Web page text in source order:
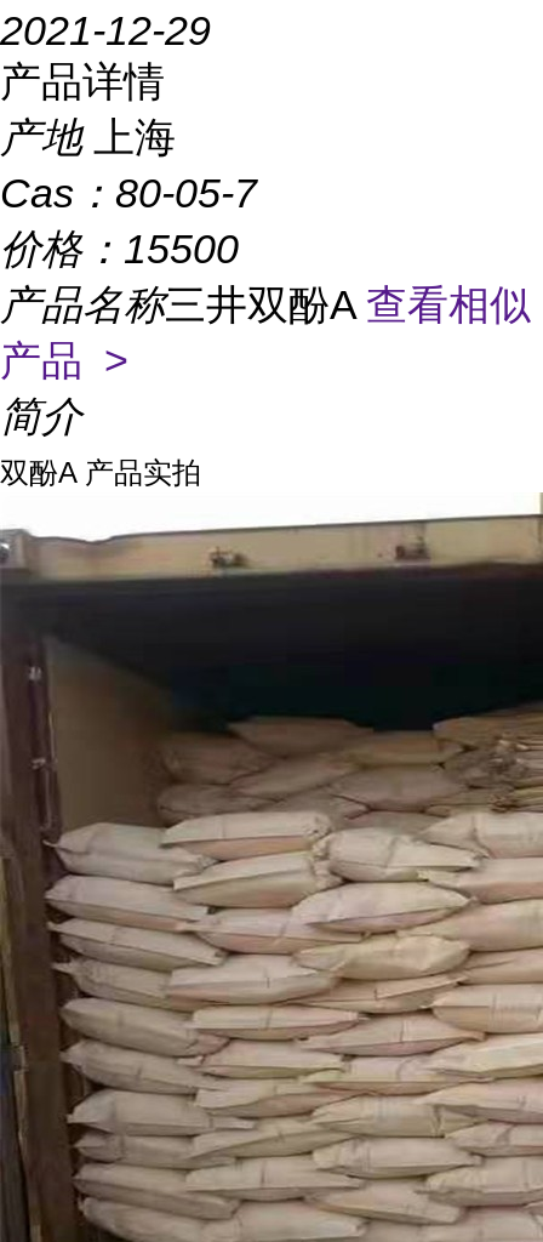
2021-12-29
产品详情
产地
上海
Cas： 80-05-7
价格： 15500
产品名称三井双酚A 查看相似
产品 >
简介
双酚A 产品实拍